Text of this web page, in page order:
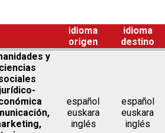
idioma
origen
idioma
destino
y
ciencias
jurídico-
español
euskara
inglés
español
euskara
inglés